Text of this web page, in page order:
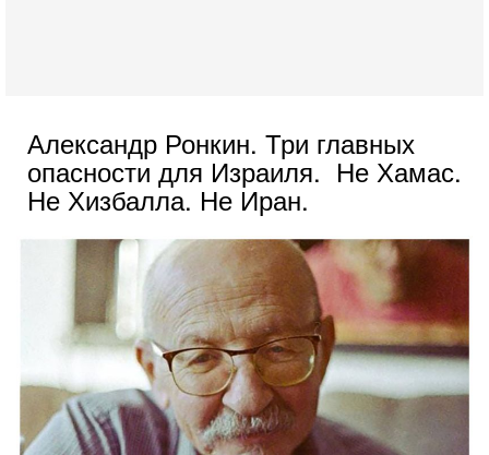
Александр Ронкин. Три главных
опасности для Израиля. Не Хамас.
Не Хизбалла. Не Иран.